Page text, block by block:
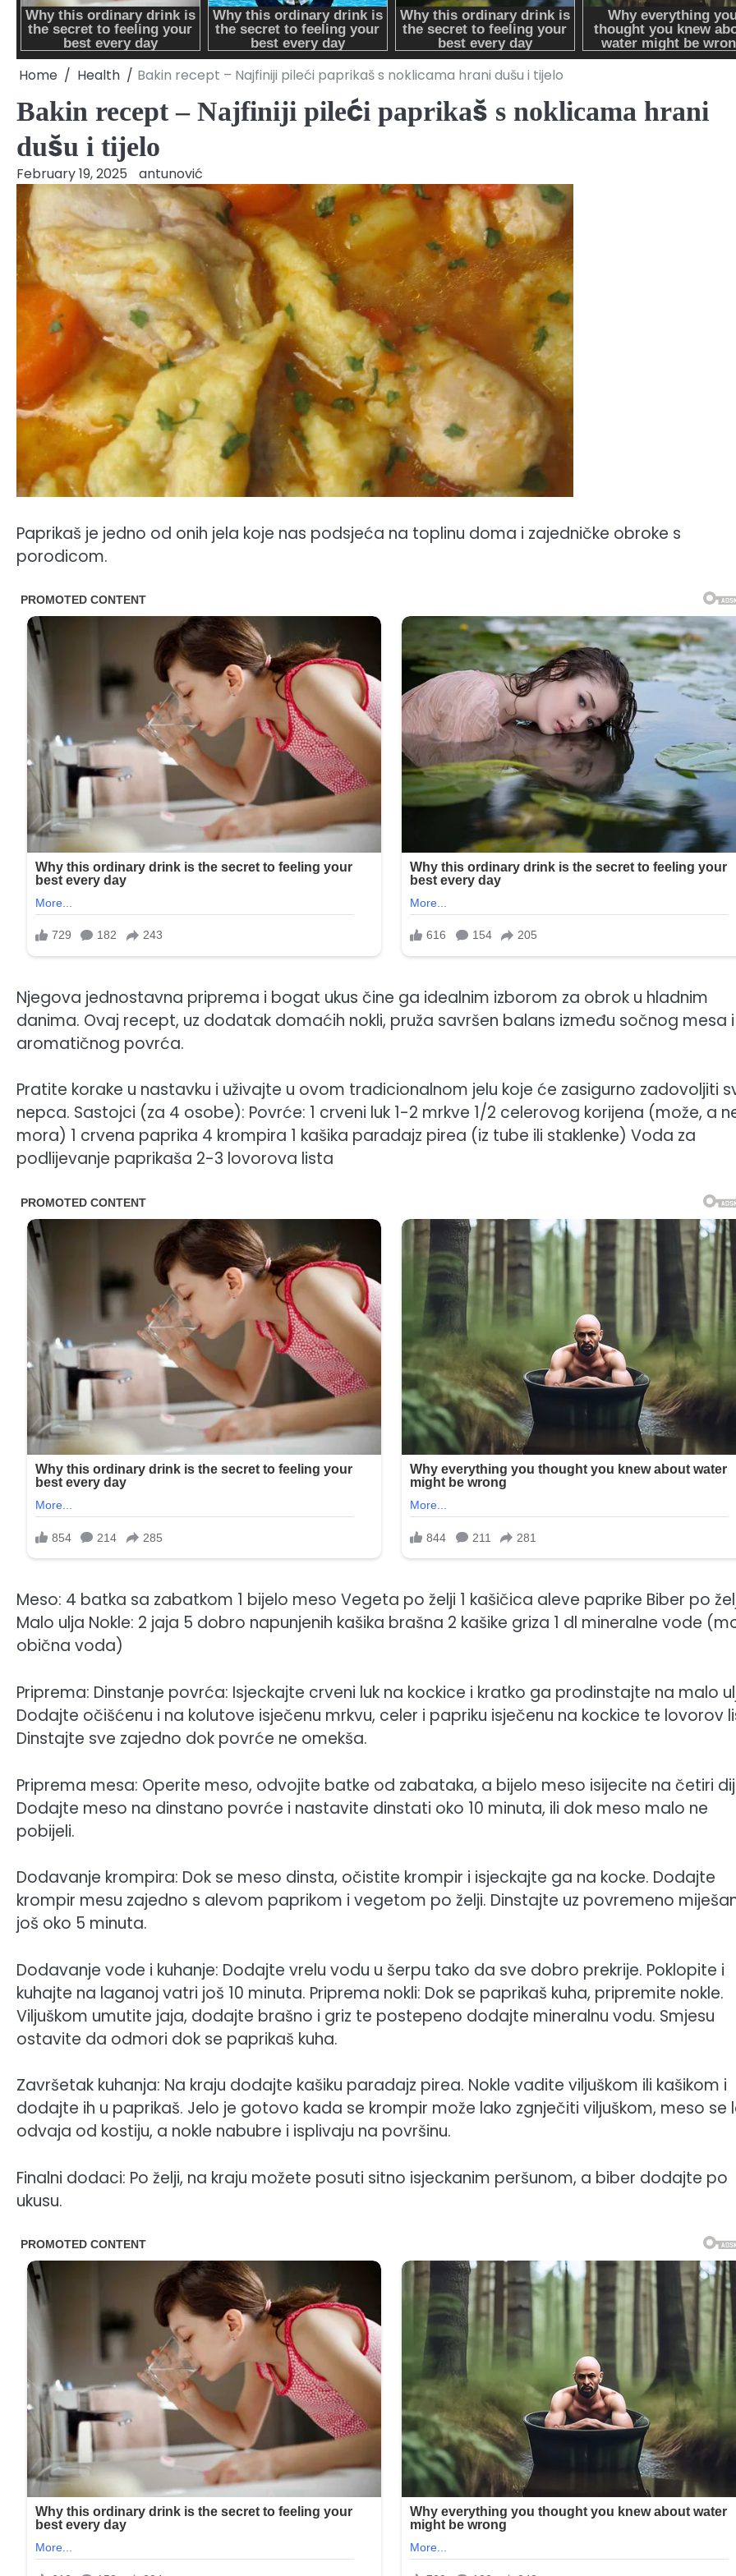
Home Health Bakin recept – Najfiniji pileći paprikaš s noklicama hrani dušu i tijelo
Bakin recept – Najfiniji pileći paprikaš s noklicama hrani
dušu i tijelo
February 19, 2025 antunović
Paprikaš je jedno od onih jela koje nas podsjeća na toplinu doma i zajedničke obroke s
porodicom.
Njegova jednostavna priprema i bogat ukus čine ga idealnim izborom za obrok u hladnim
danima. Ovaj recept, uz dodatak domaćih nokli, pruža savršen balans između sočnog mesa i
aromatičnog povrća.
Pratite korake u nastavku i uživajte u ovom tradicionalnom jelu koje će zasigurno zadovoljiti
nepca. Sastojci (za 4 osobe): Povrće: 1 crveni luk 1-2 mrkve 1/2 celerovog korijena (može, a
mora) 1 crvena paprika 4 krompira 1 kašika paradajz pirea (iz tube ili staklenke) Voda za
podlijevanje paprikaša 2-3 lovorova lista
Meso: 4 batka sa zabatkom 1 bijelo meso Vegeta po želji 1 kašičica aleve paprike Biber po
Malo ulja Nokle: 2 jaja 5 dobro napunjenih kašika brašna 2 kašike griza 1 dl mineralne vode
obična voda)
Priprema: Dinstanje povrća: Isjeckajte crveni luk na kockice i kratko ga prodinstajte na malo
Dodajte očišćenu i na kolutove isječenu mrkvu, celer i papriku isječenu na kockice te lovorov
Dinstajte sve zajedno dok povrće ne omekša.
Priprema mesa: Operite meso, odvojite batke od zabataka, a bijelo meso isijecite na četiri
Dodajte meso na dinstano povrće i nastavite dinstati oko 10 minuta, ili dok meso malo ne
pobijeli.
Dodavanje krompira: Dok se meso dinsta, očistite krompir i isjeckajte ga na kocke. Dodajte
krompir mesu zajedno s alevom paprikom i vegetom po želji. Dinstajte uz povremeno
još oko 5 minuta.
Dodavanje vode i kuhanje: Dodajte vrelu vodu u šerpu tako da sve dobro prekrije. Poklopite i
kuhajte na laganoj vatri još 10 minuta. Priprema nokli: Dok se paprikaš kuha, pripremite nokle.
Viljuškom umutite jaja, dodajte brašno i griz te postepeno dodajte mineralnu vodu. Smjesu
ostavite da odmori dok se paprikaš kuha.
Završetak kuhanja: Na kraju dodajte kašiku paradajz pirea. Nokle vadite viljuškom ili kašikom i
dodajte ih u paprikaš. Jelo je gotovo kada se krompir može lako zgnječiti viljuškom, meso se
odvaja od kostiju, a nokle nabubre i isplivaju na površinu.
Finalni dodaci: Po želji, na kraju možete posuti sitno isjeckanim peršunom, a biber dodajte po
ukusu.